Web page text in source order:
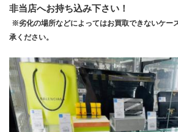
非当店へお持ち込み下さい！
※劣化の場所などによってはお買取できないケー
承ください。